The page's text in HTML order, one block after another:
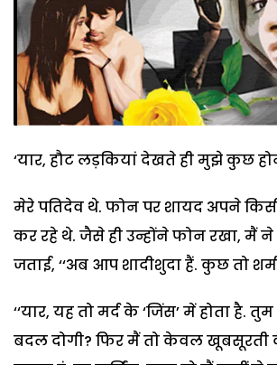
‘यार, हौट लड़कियां देखते ही मुझे कुछ
मेरे पतिदेव थे. फोन पर शायद अपने
कर रहे थे. जैसे ही उन्होंने फोन रखा, मैं ने
जताई, ‘‘अब आप शादीशुदा हैं. कुछ तो
‘‘यार, यह तो मर्द के ‘जिंस’ में होता है.
बदल दोगी? फिर मैं तो केवल खूबसूरती